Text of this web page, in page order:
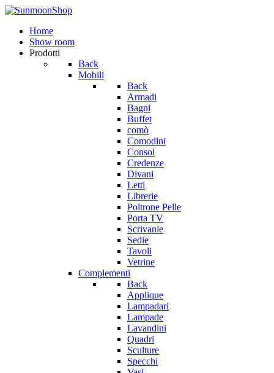
Home
Show room
Prodotti
Back
Mobili
Back
Armadi
Bagni
Buffet
comò
Comodini
Consol
Credenze
Divani
Letti
Librerie
Poltrone Pelle
Porta TV
Scrivanie
Sedie
Tavoli
Vetrine
Complementi
Back
Applique
Lampadari
Lampade
Lavandini
Quadri
Sculture
Specchi